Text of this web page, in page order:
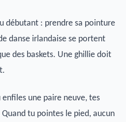
débutant : prendre sa pointure
danse irlandaise se portent
des baskets. Une ghillie doit
une paire neuve, tes
tu pointes le pied, aucun